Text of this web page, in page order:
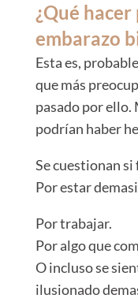
¿Qué
embarazo
Esta es,
que más
pasado por ello.
podrían haber
Se cuestionan si
Por estar
Por trabajar.
Por algo que
O incluso se
ilusionado